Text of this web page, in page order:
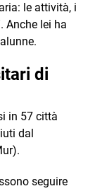
le attività, i
Anche lei ha
di
in 57 città
dal
seguire